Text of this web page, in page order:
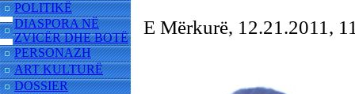
POLITIKË
DIASPORA NË
ZVICËR DHE BOTË
PERSONAZH
ART KULTURË
DOSSIER
E Mërkurë, 12.21.2011,